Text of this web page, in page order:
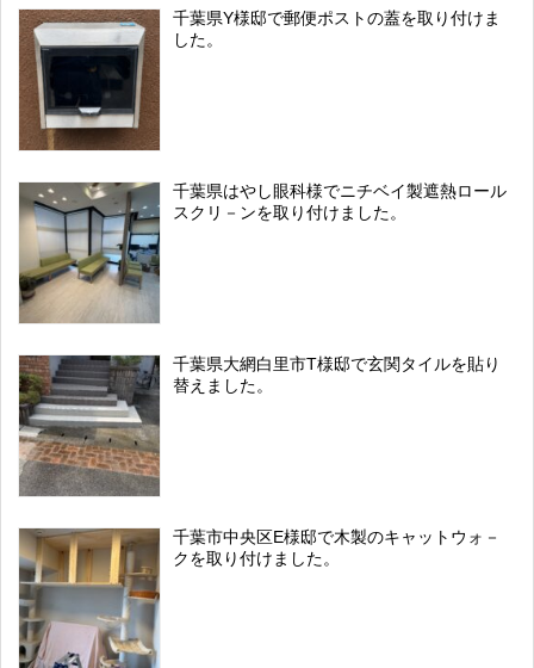
千葉県Y様邸で郵便ポストの蓋を取り付けま
した。
千葉県はやし眼科様でニチベイ製遮熱ロール
スクリ－ンを取り付けました。
千葉県大網白里市T様邸で玄関タイルを貼り
替えました。
千葉市中央区E様邸で木製のキャットウォ－
クを取り付けました。